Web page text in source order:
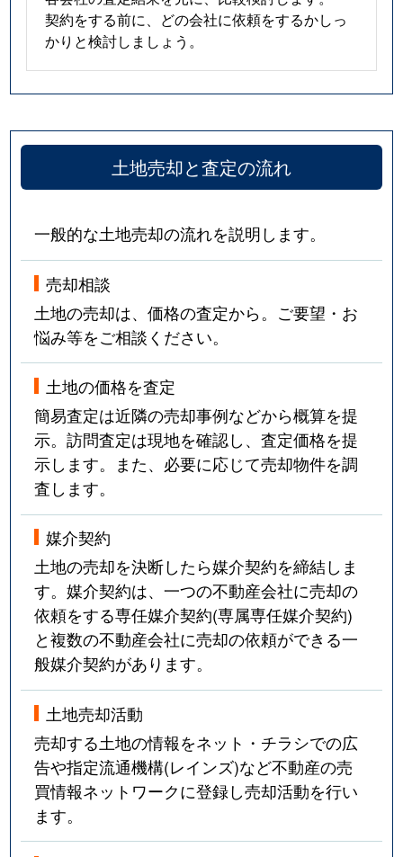
契約をする前に、どの会社に依頼をするかしっ
かりと検討しましょう。
土地売却と査定の流れ
一般的な土地売却の流れを説明します。
売却相談
土地の売却は、価格の査定から。ご要望・お
悩み等をご相談ください。
土地の価格を査定
簡易査定は近隣の売却事例などから概算を提
示。訪問査定は現地を確認し、査定価格を提
示します。また、必要に応じて売却物件を調
査します。
媒介契約
土地の売却を決断したら媒介契約を締結しま
す。媒介契約は、一つの不動産会社に売却の
依頼をする専任媒介契約(専属専任媒介契約)
と複数の不動産会社に売却の依頼ができる一
般媒介契約があります。
土地売却活動
売却する土地の情報をネット・チラシでの広
告や指定流通機構(レインズ)など不動産の売
買情報ネットワークに登録し売却活動を行い
ます。